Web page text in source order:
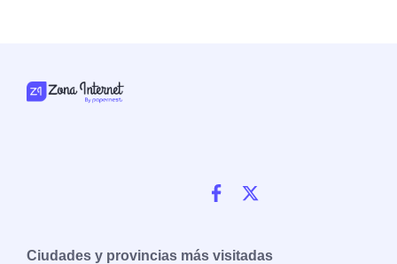
Ciudades y provincias más visitadas